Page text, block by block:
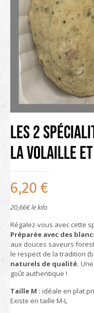
Les 2
la Volaille et
6,20 €
20,66€ le kilo
Régalez-vous avec cette
Préparée avec des
aux douces saveurs
le respect de la tradition
naturels de qualité.
goût authentique !
Taille M : idéale en plat
Existe en taille M-L